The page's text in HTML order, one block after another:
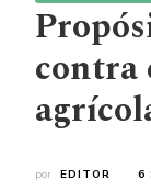
contra
por EDITOR 6